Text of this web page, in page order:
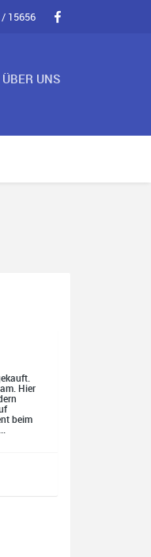
15656
ÜBER UNS
Hier
beim